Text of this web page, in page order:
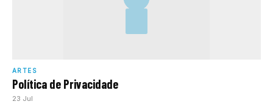
ARTES
Política de Privacidade
23 Jul